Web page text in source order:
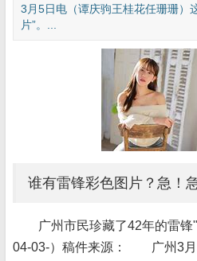
3月5日电（谭庆驹王桂花任珊珊）
片”。...
谁有雷锋彩色图片？急！
广州市民珍藏了42年的雷
04-03-）稿件来源： 广州3月